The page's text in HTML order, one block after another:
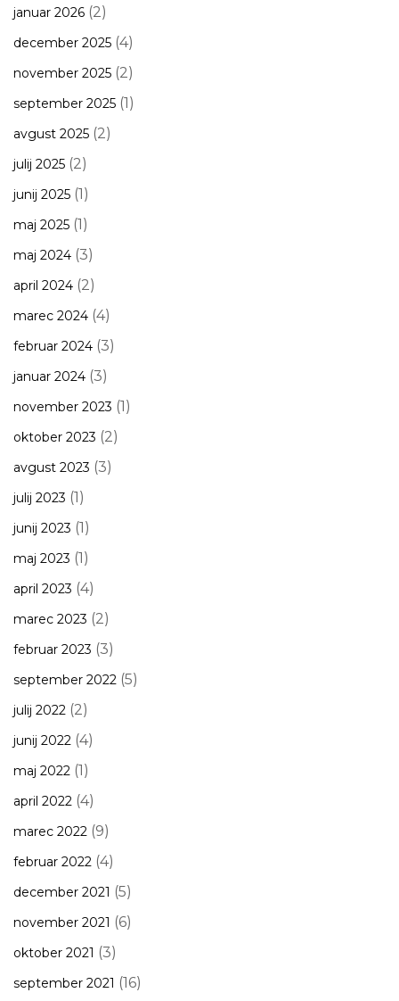
januar 2026 (2)
december 2025 (4)
november 2025 (2)
september 2025 (1)
avgust 2025 (2)
julij 2025 (2)
junij 2025 (1)
maj 2025 (1)
maj 2024 (3)
april 2024 (2)
marec 2024 (4)
februar 2024 (3)
januar 2024 (3)
november 2023 (1)
oktober 2023 (2)
avgust 2023 (3)
julij 2023 (1)
junij 2023 (1)
maj 2023 (1)
april 2023 (4)
marec 2023 (2)
februar 2023 (3)
september 2022 (5)
julij 2022 (2)
junij 2022 (4)
maj 2022 (1)
april 2022 (4)
marec 2022 (9)
februar 2022 (4)
december 2021 (5)
november 2021 (6)
oktober 2021 (3)
september 2021 (16)